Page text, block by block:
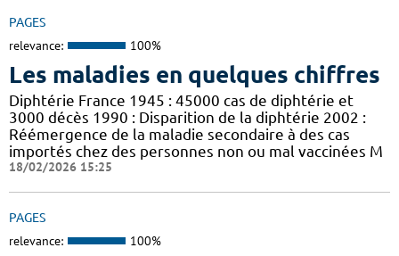
PAGES
relevance: 100%
Les maladies en quelques chiffres
Diphtérie France 1945 : 45000 cas de diphtérie et
3000 décès 1990 : Disparition de la diphtérie 2002 :
Réémergence de la maladie secondaire à des cas
importés chez des personnes non ou mal vaccinées M
18/02/2026 15:25
PAGES
relevance: 100%